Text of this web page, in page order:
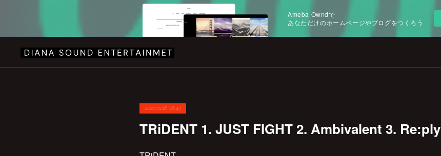
Ameba Owndで
あなただけのホームページやブログをつくろう
2020.11.16 06:47
TRiDENT 1. JUST FIGHT 2. Ambivalent 3. Re:ply